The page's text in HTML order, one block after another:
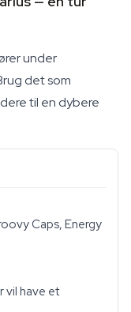
under
det som
til en dybere
Caps, Energy
vil have et